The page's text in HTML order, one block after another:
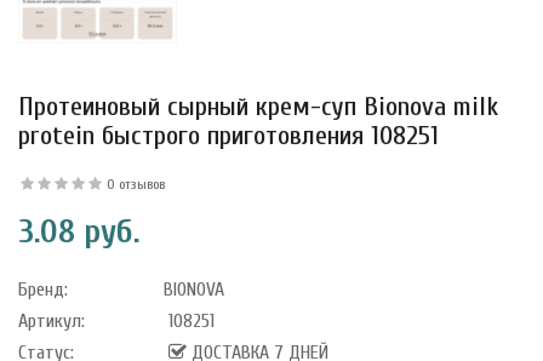
Протеиновый сырный крем-суп Bionova milk
protein быстрого приготовления 108251
0 отзывов
3.08 руб.
Бренд:
BIONOVA
Артикул:
108251
Статус:
ДОСТАВКА 7 ДНЕЙ